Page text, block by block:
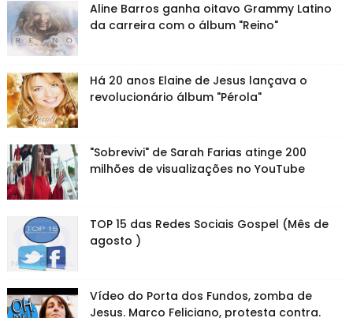
Aline Barros ganha oitavo Grammy Latino
da carreira com o álbum "Reino"
Há 20 anos Elaine de Jesus lançava o
revolucionário álbum "Pérola"
"Sobrevivi" de Sarah Farias atinge 200
milhões de visualizações no YouTube
TOP 15 das Redes Sociais Gospel (Mês de
agosto )
Vídeo do Porta dos Fundos, zomba de
Jesus. Marco Feliciano, protesta contra.